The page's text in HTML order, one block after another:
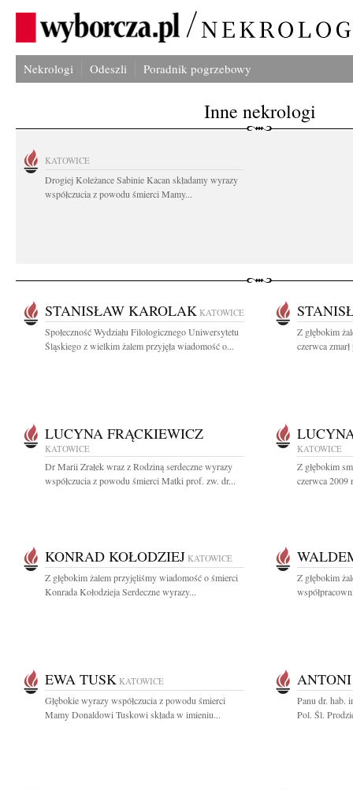
Nekrologi Odeszli Poradnik pogrzebowy
Inne nekrologi
KATOWICE
Drogiej Koleżance Sabinie Kacan składamy wyrazy
współczucia z powodu śmierci Mamy...
STANISŁAW KAROLAK KATOWICE
Społeczność Wydziału Filologicznego Uniwersytetu
Śląskiego z wielkim żalem przyjęła wiadomość o...
Z głębokim
czerwca
LUCYNA FRĄCKIEWICZ
KATOWICE
Dr Marii Zrałek wraz z Rodziną serdeczne wyrazy
współczucia z powodu śmierci Matki prof. zw. dr...
KATOWICE
Z głębokim
czerwca 2009
KONRAD KOŁODZIEJ KATOWICE
Z głębokim żalem przyjęliśmy wiadomość o śmierci
Konrada Kołodzieja Serdeczne wyrazy...
Z głębokim
EWA TUSK KATOWICE
Głębokie wyrazy współczucia z powodu śmierci
Mamy Donaldowi Tuskowi składa w imieniu...
Panu dr. hab.
Pol. Śl.